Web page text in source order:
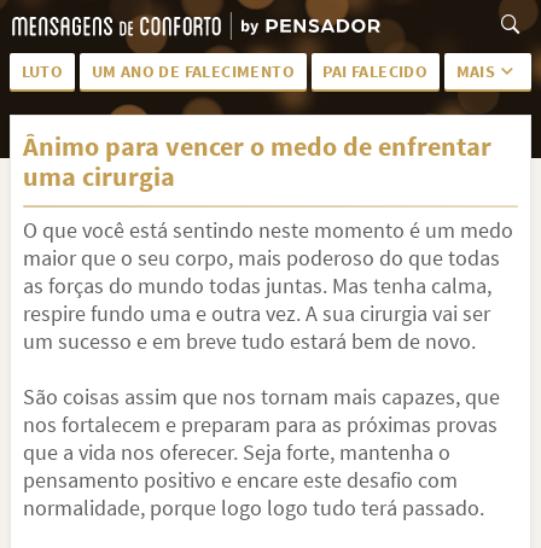
LUTO UM ANO DE FALECIMENTO PAI FALECIDO MAIS
LUTO PARA AMIGA PALAVRAS
SAUDADES DA MÃE
PÊSAMES PARA AMIGA DESCANSE EM PAZ
PÊSAMES PARA AMIGO
FRASES DE LUTO PARA AMIGO FIM DE NAMORO
TODAS AS CATEGORIAS
Ânimo para vencer o medo de enfrentar
uma cirurgia
O que você está sentindo neste momento é um medo
maior que o seu corpo, mais poderoso do que todas
as forças do mundo todas juntas. Mas tenha calma,
respire fundo uma e outra vez. A sua cirurgia vai ser
um sucesso e em breve tudo estará bem de novo.
São coisas assim que nos tornam mais capazes, que
nos fortalecem e preparam para as próximas provas
que a vida nos oferecer. Seja forte, mantenha o
pensamento positivo e encare este desafio com
normalidade, porque logo logo tudo terá passado.